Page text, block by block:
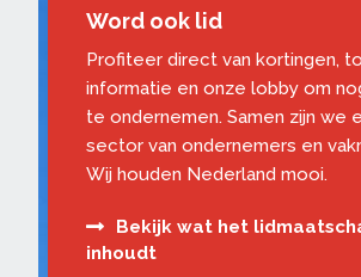
Word ook lid
Profiteer direct van kortingen,
informatie en onze lobby om
te ondernemen. Samen zijn we
sector van ondernemers en
Wij houden Nederland mooi.
Bekijk wat het
inhoudt